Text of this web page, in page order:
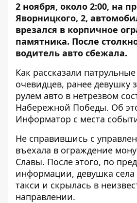
2 ноября, около 2:00, на
Яворницкого, 2,
врезался в корпичное
памятника. После
водитель авто сбежала.
Как рассказали
очевидцев, ранее девушку
рулем авто в нетрезвом
Набережной Победы. Об
Информатор с места
Не справившись с
въехала в ограждение
Славы. После этого, по
информации, девушка села
такси и скрылась в
направлении.